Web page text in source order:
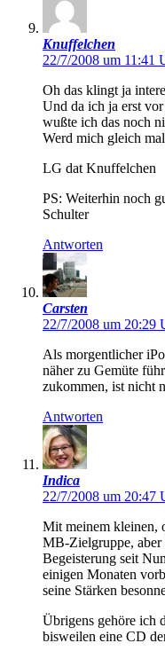
Knuffelchen
22/7/2008 um 11:41
Oh das klingt ja
Und da ich ja erst
wußte ich das noch
Werd mich gleich
LG dat Knuffelchen
PS: Weiterhin noch
Schulter
Antworten
Carsten
22/7/2008 um 20:29
Als morgentlicher
näher zu Gemüte
zukommen, ist nicht
Antworten
Indica
22/7/2008 um 20:47
Mit meinem kleinen,
MB-Zielgruppe,
Begeisterung seit
einigen Monaten
seine Stärken
Übrigens gehöre ich
bisweilen eine CD